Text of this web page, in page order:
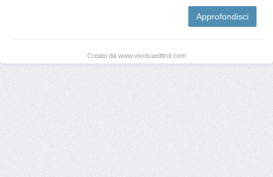
Approfondisci
Creato da www.vivosuedtirol.com